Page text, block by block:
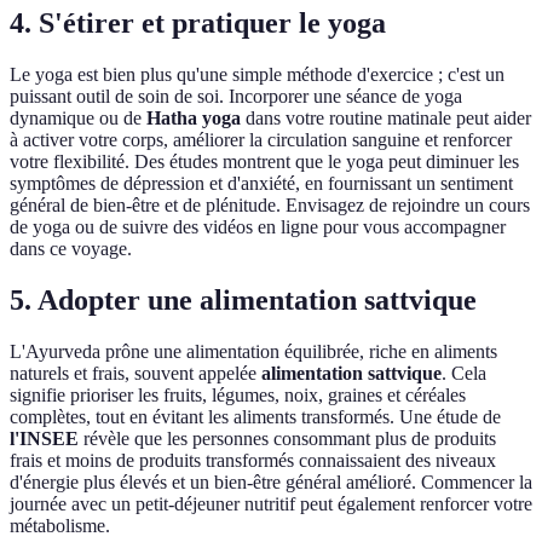
4. S'étirer et pratiquer le yoga
Le yoga est bien plus qu'une simple méthode d'exercice ; c'est un
puissant outil de soin de soi. Incorporer une séance de yoga
dynamique ou de Hatha yoga dans votre routine matinale peut aider
à activer votre corps, améliorer la circulation sanguine et renforcer
votre flexibilité. Des études montrent que le yoga peut diminuer les
symptômes de dépression et d'anxiété, en fournissant un sentiment
général de bien-être et de plénitude. Envisagez de rejoindre un cours
de yoga ou de suivre des vidéos en ligne pour vous accompagner
dans ce voyage.
5. Adopter une alimentation sattvique
L'Ayurveda prône une alimentation équilibrée, riche en aliments
naturels et frais, souvent appelée alimentation sattvique. Cela
signifie prioriser les fruits, légumes, noix, graines et céréales
complètes, tout en évitant les aliments transformés. Une étude de
l'INSEE révèle que les personnes consommant plus de produits
frais et moins de produits transformés connaissaient des niveaux
d'énergie plus élevés et un bien-être général amélioré. Commencer la
journée avec un petit-déjeuner nutritif peut également renforcer votre
métabolisme.